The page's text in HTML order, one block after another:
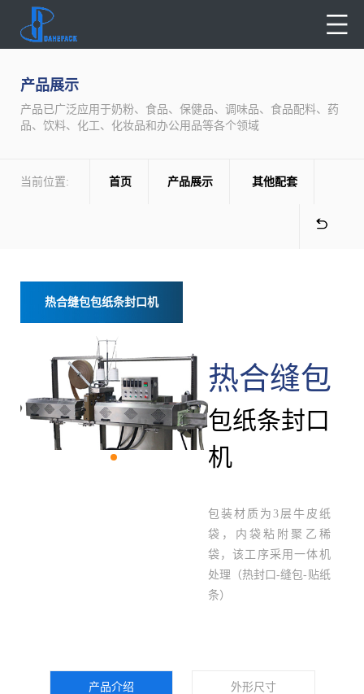
产品展示
产品已广泛应用于奶粉、食品、保健品、调味品、食品配料、药
品、饮料、化工、化妆品和办公用品等各个领域
当前位置: 首页 产品展示 其他配套
热合缝包包纸条封口机
热合缝包
包纸条封口
机
包装材质为3层牛皮纸
袋，内袋粘附聚乙稀
袋，该工序采用一体机
处理（热封口-缝包-贴纸
条）
产品介绍 外形尺寸